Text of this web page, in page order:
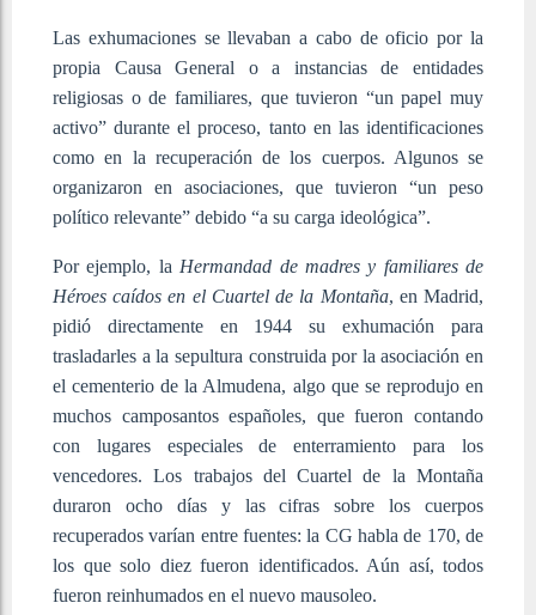
Las exhumaciones se llevaban a cabo de oficio por la
propia Causa General o a instancias de entidades
religiosas o de familiares, que tuvieron “un papel muy
activo” durante el proceso, tanto en las identificaciones
como en la recuperación de los cuerpos. Algunos se
organizaron en asociaciones, que tuvieron “un peso
político relevante” debido “a su carga ideológica”.
Por ejemplo, la Hermandad de madres y familiares de
Héroes caídos en el Cuartel de la Montaña, en Madrid,
pidió directamente en 1944 su exhumación para
trasladarles a la sepultura construida por la asociación en
el cementerio de la Almudena, algo que se reprodujo en
muchos camposantos españoles, que fueron contando
con lugares especiales de enterramiento para los
vencedores. Los trabajos del Cuartel de la Montaña
duraron ocho días y las cifras sobre los cuerpos
recuperados varían entre fuentes: la CG habla de 170, de
los que solo diez fueron identificados. Aún así, todos
fueron reinhumados en el nuevo mausoleo.